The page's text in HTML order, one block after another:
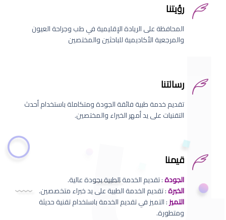
رؤيتنا
المحافظة على الريادة الإقليمية في طب وجراحة العيون
والمرجعية الأكاديمية للباحثين والمختصين
رسالتنا
تقديم خدمة طبية فائقة الجودة ومتكاملة باستخدام أحدث
التقنيات على يد أمهر الخبراء والمختصين.
قيمنا
الجودة: تقديم الخدمة الطبية بجودة عالية.
الخبرة: تقديم الخدمة الطبية على يد خبراء متخصصين.
التميز: التميز في تقديم الخدمة باستخدام تقنية حديثة
ومتطورة.